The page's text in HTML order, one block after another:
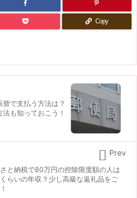
Copy
で支払う方法は？
も知っておこう！
と納税で80万円の控除限度額の人は
らいの年収？少し高級な返礼品をご
 Prev